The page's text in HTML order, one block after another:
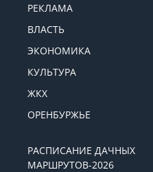
РЕКЛАМА
ВЛАСТЬ
ЭКОНОМИКА
КУЛЬТУРА
ЖКХ
ОРЕНБУРЖЬЕ
РАСПИСАНИЕ ДАЧНЫХ
МАРШРУТОВ-2026